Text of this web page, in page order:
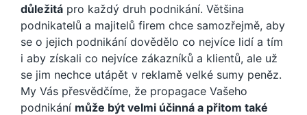
důležitá pro každý druh podnikání. Většina
podnikatelů a majitelů firem chce samozřejmě, aby
se o jejich podnikání dovědělo co nejvíce lidí a tím
i aby získali co nejvíce zákazníků a klientů, ale už
se jim nechce utápět v reklamě velké sumy peněz.
My Vás přesvědčíme, že propagace Vašeho
podnikání může být velmi účinná a přitom také